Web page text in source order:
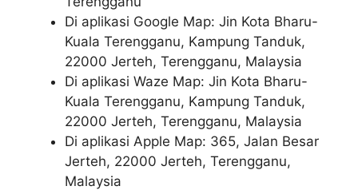
Di aplikasi Google Map: Jin Kota Bharu-
Kuala Terengganu, Kampung Tanduk,
22000 Jerteh, Terengganu, Malaysia
Di aplikasi Waze Map: Jin Kota Bharu-
Kuala Terengganu, Kampung Tanduk,
22000 Jerteh, Terengganu, Malaysia
Di aplikasi Apple Map: 365, Jalan Besar
Jerteh, 22000 Jerteh, Terengganu,
Malaysia